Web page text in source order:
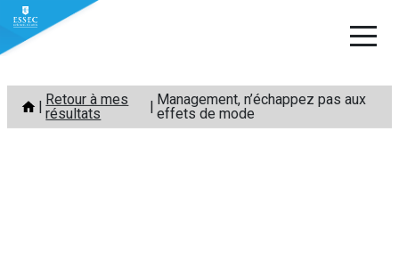
Aller
contenu
Retour à mes
résultats
Management, n’échappez pas aux
effets de mode